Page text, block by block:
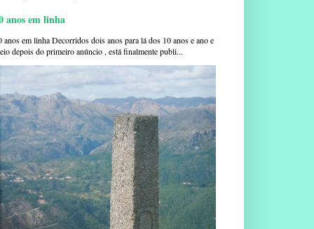
anos em linha
anos em linha Decorridos dois anos para lá dos 10 anos e ano e
depois do primeiro anúncio , está finalmente publi...